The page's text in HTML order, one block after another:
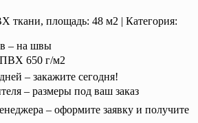
ткани, площадь: 48 м2 | Категория:
– на швы
650 г/м2
– закажите сегодня!
– размеры под ваш заказ
– оформите заявку и получите